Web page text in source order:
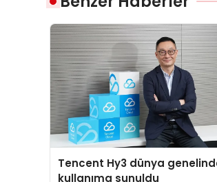
Tencent Hy3 dünya
kullanıma sunuldu